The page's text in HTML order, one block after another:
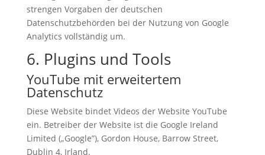
strengen Vorgaben der deutschen
Datenschutzbehörden bei der Nutzung von Google
Analytics vollständig um.
6. Plugins und Tools
YouTube mit erweitertem
Datenschutz
Diese Website bindet Videos der Website YouTube
ein. Betreiber der Website ist die Google Ireland
Limited („Google”), Gordon House, Barrow Street,
Dublin 4, Irland.